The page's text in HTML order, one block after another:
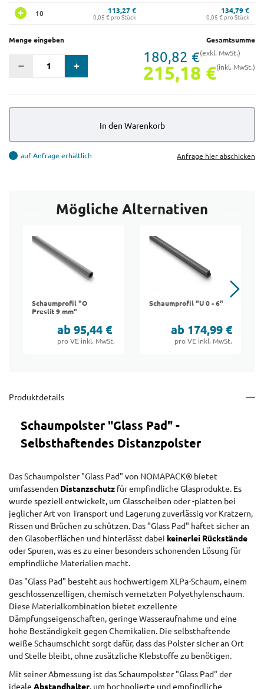
10 113,27 €
0,05 € pro Stück
134,79 €
0,05 € pro Stück
Menge eingeben Gesamtsumme
180,82 €(exkl. MwSt.)
215,18 €(inkl. MwSt.)
In den Warenkorb
auf Anfrage erhältlich Anfrage hier abschicken
Mögliche Alternativen
Schaumprofil "O
Preslit 9 mm"
ab 95,44 €
pro VE inkl. MwSt.
Schaumprofil "U 0 - 6"
ab 174,99 €
pro VE inkl. MwSt.
Produktdetails
Schaumpolster "Glass Pad" -
Selbsthaftendes Distanzpolster
Das Schaumpolster "Glass Pad" von NOMAPACK® bietet
umfassenden Distanzschutz für empfindliche Glasprodukte. Es
wurde speziell entwickelt, um Glasscheiben oder -platten bei
jeglicher Art von Transport und Lagerung zuverlässig vor Kratzern,
Rissen und Brüchen zu schützen. Das "Glass Pad" haftet sicher an
den Glasoberflächen und hinterlässt dabei keinerlei Rückstände
oder Spuren, was es zu einer besonders schonenden Lösung für
empfindliche Materialien macht.
Das "Glass Pad" besteht aus hochwertigem XLPa-Schaum, einem
geschlossenzelligen, chemisch vernetzten Polyethylenschaum.
Diese Materialkombination bietet exzellente
Dämpfungseigenschaften, geringe Wasseraufnahme und eine
hohe Beständigkeit gegen Chemikalien. Die selbsthaftende
weiße Schaumschicht sorgt dafür, dass das Polster sicher an Ort
und Stelle bleibt, ohne zusätzliche Klebstoffe zu benötigen.
Mit seiner Abmessung ist das Schaumpolster "Glass Pad" der
ideale Abstandhalter, um hochpolierte und empfindliche